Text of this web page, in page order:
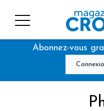
Abonnez-vous